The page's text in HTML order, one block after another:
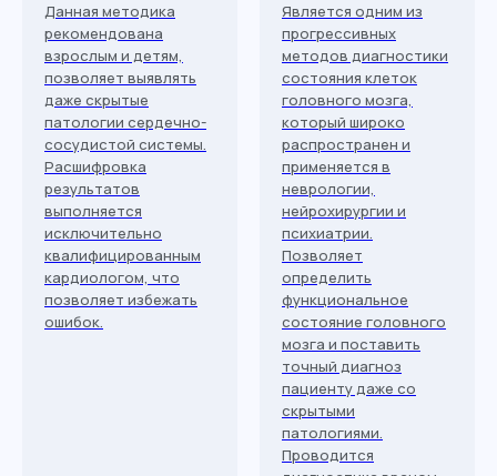
Данная методика
рекомендована
взрослым и детям,
позволяет выявлять
даже скрытые
патологии сердечно-
сосудистой системы.
Расшифровка
результатов
выполняется
исключительно
квалифицированным
кардиологом, что
позволяет избежать
ошибок.
Является одним из
прогрессивных
методов диагностики
состояния клеток
головного мозга,
который широко
распространен и
применяется в
неврологии,
нейрохирургии и
психиатрии.
Позволяет
определить
функциональное
состояние головного
мозга и поставить
точный диагноз
пациенту даже со
скрытыми
патологиями.
Проводится
Записаться или получить
подробную информацию